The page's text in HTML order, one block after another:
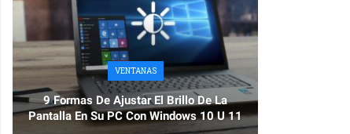
VENTANAS
9 Formas De Ajustar El Brillo De La
Pantalla En Su PC Con Windows 10 U 11